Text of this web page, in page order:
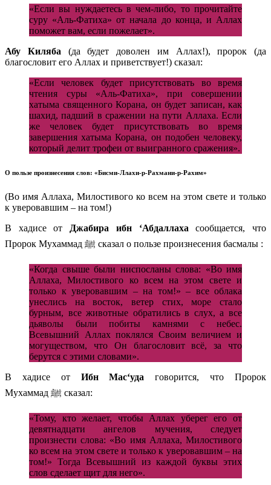
«Если вы нуждаетесь в чем-либо, то прочитайте
суру «Аль-Фатиха» от начала до конца, и Аллах
поможет вам, если пожелает».
Абу Киляба (да будет доволен им Аллах!), пророк (да
благословит его Аллах и приветствует!) сказал:
«Если человек будет присутствовать во время
чтения суры «Аль-Фатиха», при совершении
хатыма священного Корана, он будет записан, как
шахид, падший в сражении на пути Аллаха. Если
же человек будет присутствовать во время
завершения хатыма Корана, он подобен человеку,
который делит трофеи от выигранного сражения».
О пользе произнесения слов: «Бисми-Ллахи-р-Рахмани-р-Рахим»
(Во имя Аллаха, Милостивого ко всем на этом свете и только
к уверовавшим – на том!)
В хадисе от
Джабира ибн ‘Абдаллаха сообщается, что
Пророк Мухаммад ﷺ сказал о пользе произнесения басмалы :
«Когда свыше были ниспосланы слова: «Во имя
Аллаха, Милостивого ко всем на этом свете и
только к уверовавшим – на том!» – все облака
унеслись на восток, ветер стих, море стало
бурным, все животные обратились в слух, а все
дьяволы были побиты камнями с небес.
Всевышний Аллах поклялся Своим величием и
могуществом, что Он благословит всё, за что
берутся с этими словами».
В хадисе от Ибн Мас‘уда говорится, что Пророк
Мухаммад ﷺ сказал:
«Тому, кто желает, чтобы Аллах уберег его от
девятнадцати ангелов мучения, следует
произнести слова: «Во имя Аллаха, Милостивого
ко всем на этом свете и только к уверовавшим – на
том!» Тогда Всевышний из каждой буквы этих
слов сделает щит для него».